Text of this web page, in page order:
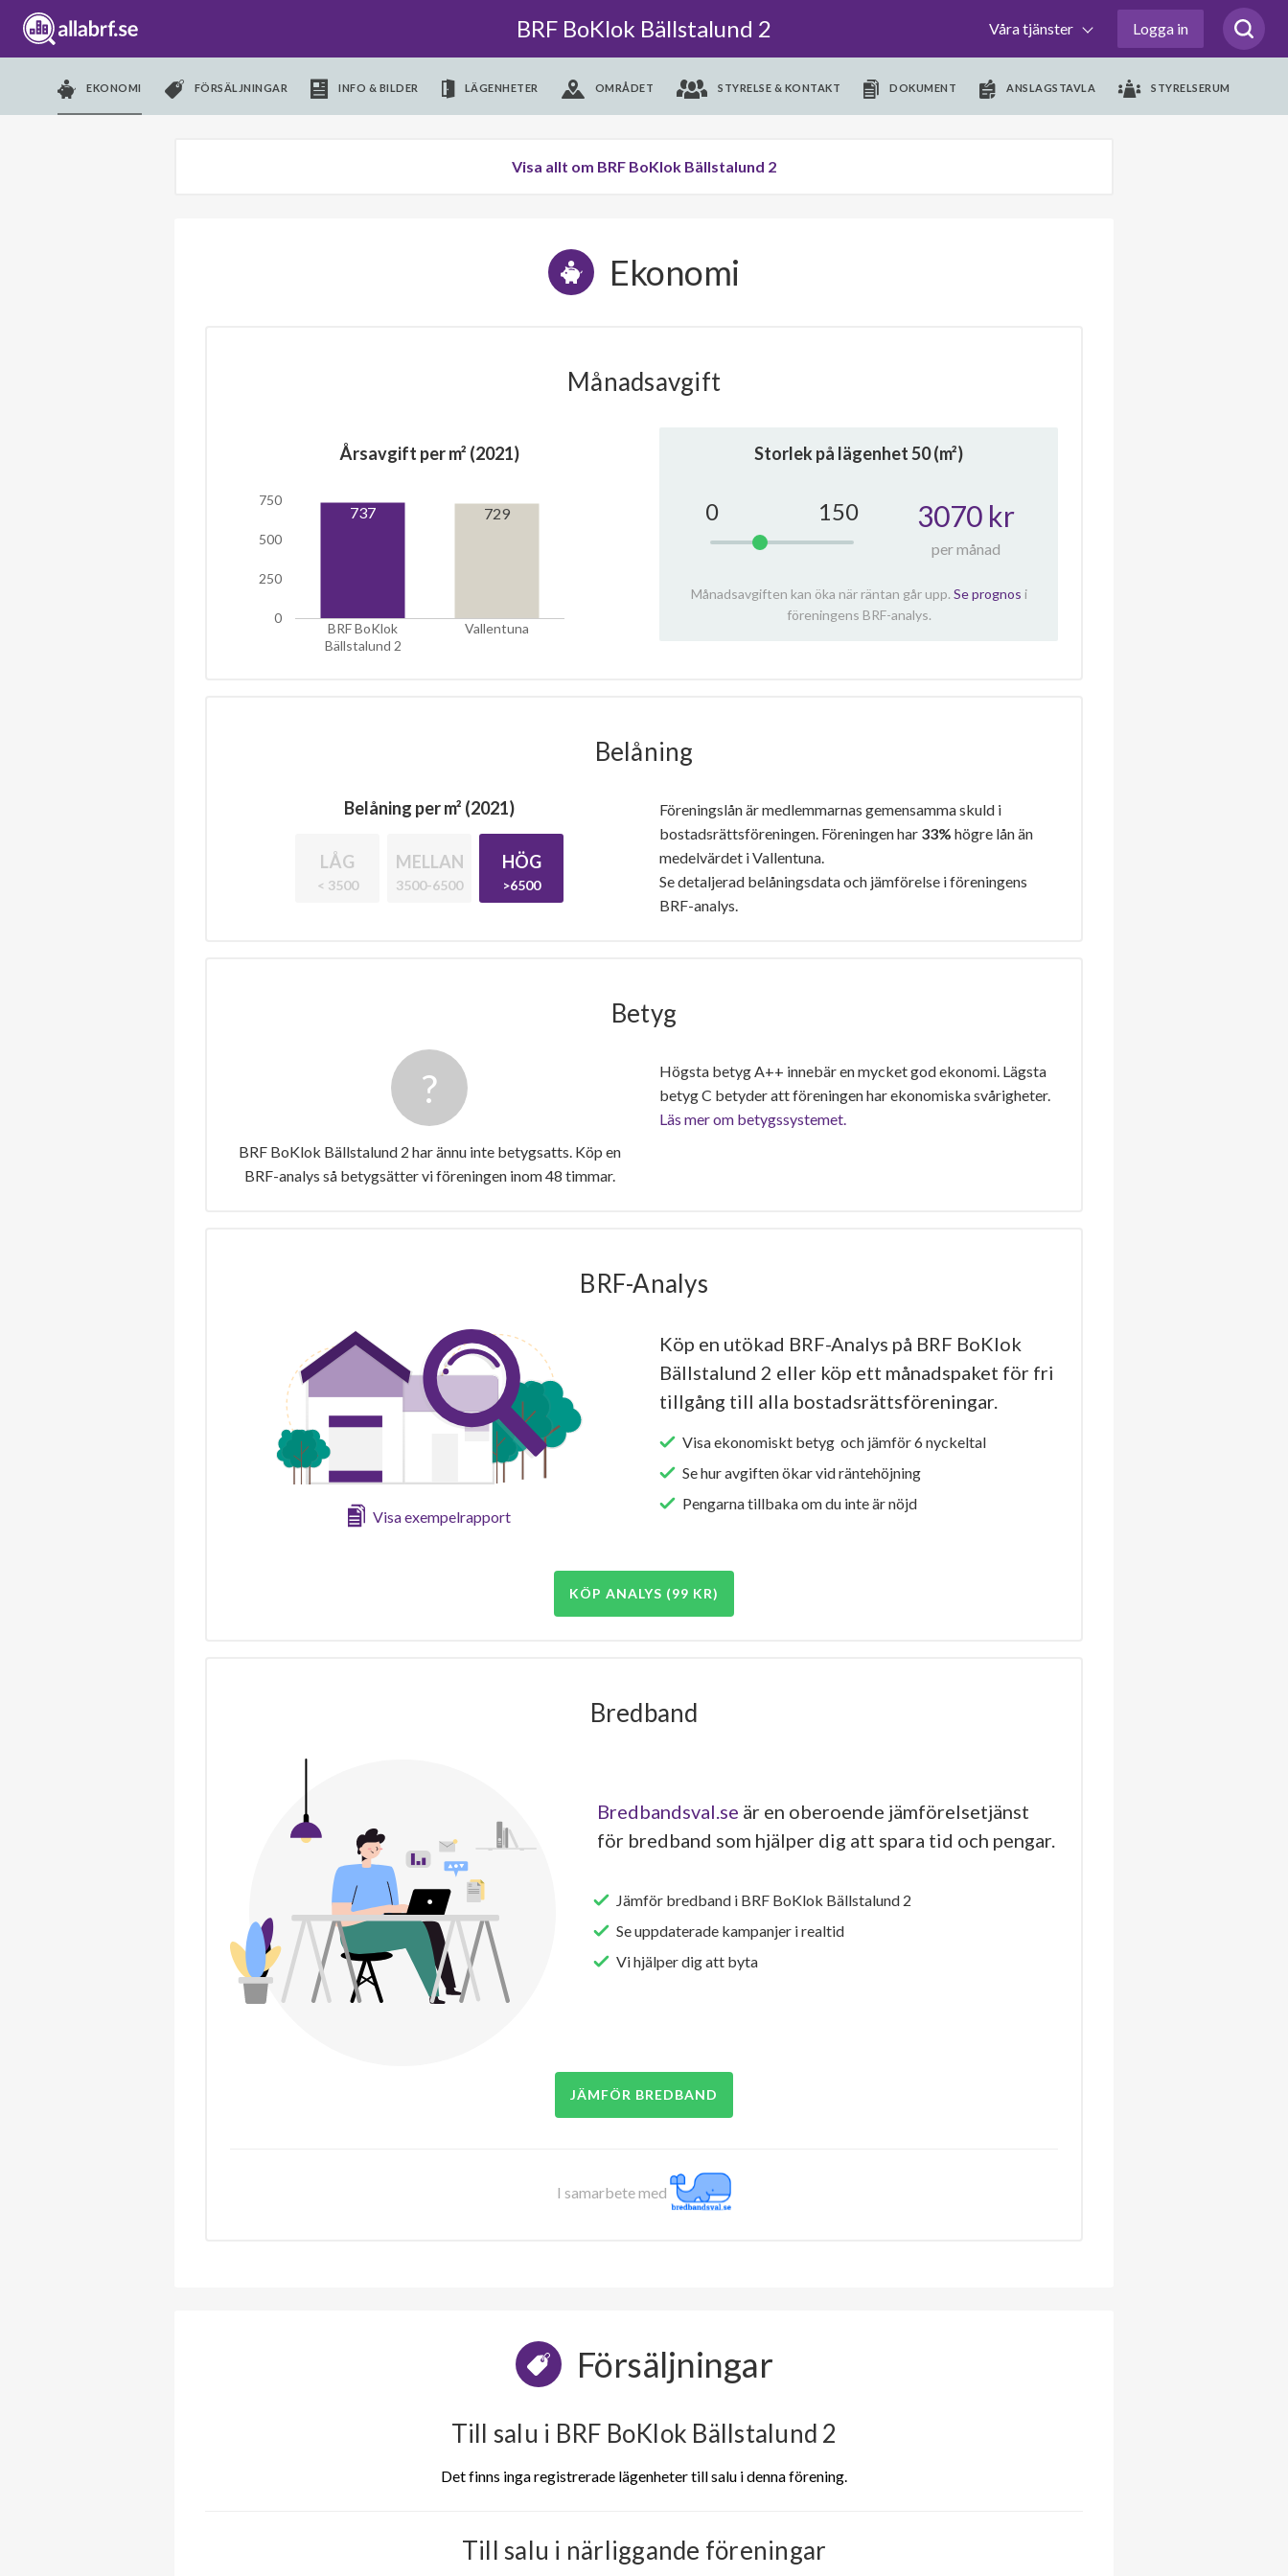
BRF BoKlok Bällstalund 2 Våra tjänster Logga in
EKONOMI FÖRSÄLJNINGAR INFO & BILDER LÄGENHETER OMRÅDET STYRELSE & KONTAKT DOKUMENT ANSLAGSTAVLA STYRELSERUM
Visa allt om BRF BoKlok Bällstalund 2
Ekonomi
Månadsavgift
Årsavgift per m² (2021)
BRF BoKlok
Bällstalund 2
Vallentuna
0
250
500
750
737 729
Storlek på lägenhet50(m²)
0 150 3070 kr
per månad
Månadsavgiften kan öka när räntan går upp. Se prognos i
föreningens BRF-analys.
Belåning
Belåning per m² (2021)
LÅG
< 3500
MELLAN
3500-6500
HÖG
>6500
Föreningslån är medlemmarnas gemensamma skuld i
bostadsrättsföreningen. Föreningen har 33% högre lån än
medelvärdet i Vallentuna.
Se detaljerad belåningsdata och jämförelse i föreningens
BRF-analys.
Betyg
BRF BoKlok Bällstalund 2 har ännu inte betygsatts. Köp en
BRF-analys så betygsätter vi föreningen inom 48 timmar.
Högsta betyg A++ innebär en mycket god ekonomi. Lägsta
betyg C betyder att föreningen har ekonomiska svårigheter.
Läs mer om betygssystemet.
BRF-Analys
Visa exempelrapport
Köp en utökad BRF-Analys på BRF BoKlok
Bällstalund 2 eller köp ett månadspaket för fri
tillgång till alla bostadsrättsföreningar.
Visa ekonomiskt betyg och jämför 6 nyckeltal
Se hur avgiften ökar vid räntehöjning
Pengarna tillbaka om du inte är nöjd
KÖP ANALYS (99 KR)
Bredband
Bredbandsval.se är en oberoende jämförelsetjänst
för bredband som hjälper dig att spara tid och pengar.
Jämför bredband i BRF BoKlok Bällstalund 2
Se uppdaterade kampanjer i realtid
Vi hjälper dig att byta
JÄMFÖR BREDBAND
I samarbete med
Försäljningar
Till salu i BRF BoKlok Bällstalund 2
Det finns inga registrerade lägenheter till salu i denna förening.
Till salu i närliggande föreningar